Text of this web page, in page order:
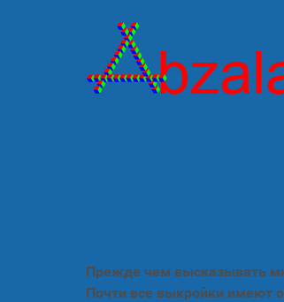
Прежде чем высказывать
Почти все выкройки имеют